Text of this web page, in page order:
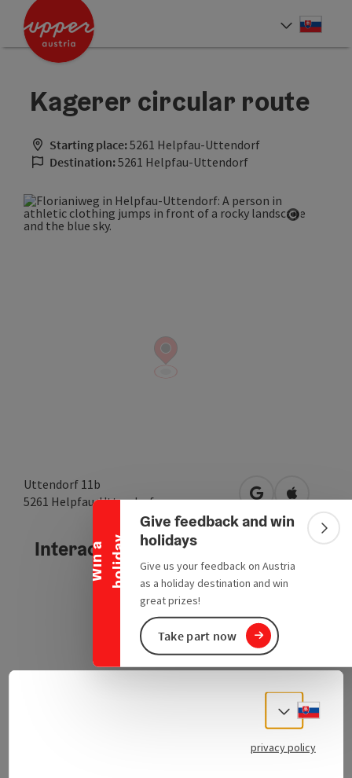
Accesskey
Accesskey
W
i
n
a
h
o
l
i
d
a y
Collapse banner
Give feedback and win
holidays
Give us your feedback on Austria
as a holiday destination and win
great prizes!
Take part now
Kagerer circular route
Starting place:5261 Helpfau-Uttendorf
Destination:5261 Helpfau-Uttendorf
Uttendorf 11b
5261 Helpfau-Uttendorf open in Google
Open in
Interactive elevation profile
Select
privacy policy